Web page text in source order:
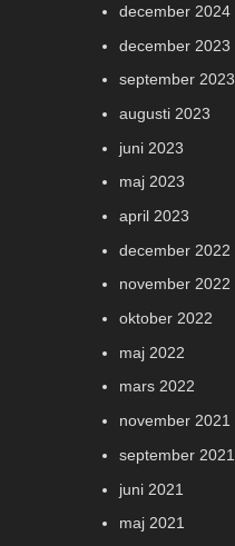
december 2024
december 2023
september 2023
augusti 2023
juni 2023
maj 2023
april 2023
december 2022
november 2022
oktober 2022
maj 2022
mars 2022
november 2021
september 2021
juni 2021
maj 2021